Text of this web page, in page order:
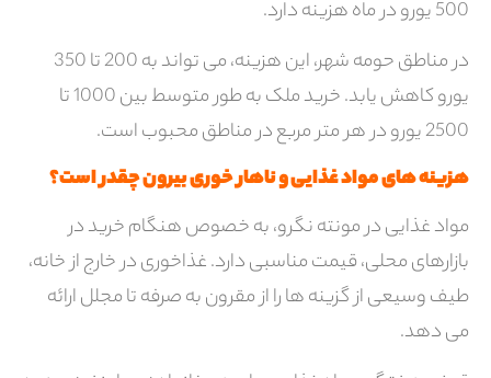
500 یورو در ماه هزینه دارد.
در مناطق حومه شهر، این هزینه، می تواند به 200 تا 350
یورو کاهش یابد. خرید ملک به طور متوسط ​​بین 1000 تا
2500 یورو در هر متر مربع در مناطق محبوب است.
هزینه های مواد غذایی و ناهار خوری بیرون چقدر است؟
مواد غذایی در مونته نگرو، به خصوص هنگام خرید در
بازارهای محلی، قیمت مناسبی دارد. غذاخوری در خارج از خانه،
طیف وسیعی از گزینه ها را از مقرون به صرفه تا مجلل ارائه
می دهد.